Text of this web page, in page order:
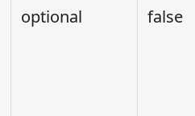
optional false